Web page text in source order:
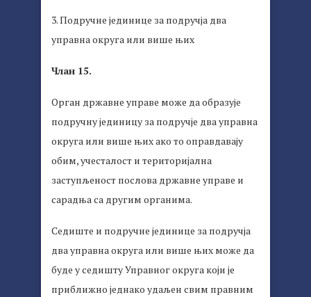
3. Подручне јединице за подручја два
управна округа или више њих
Члан 15.
Орган државне управе може да образује
подручну јединицу за подручје два управна
округа или више њих ако то оправдавају
обим, учесталост и територијална
заступљеност послова државне управе и
сарадња са другим органима.
Седиште и подручне јединице за подручја
два управна округа или више њих може да
буде у седишту Управног округа који је
приближно једнако удаљен свим правним